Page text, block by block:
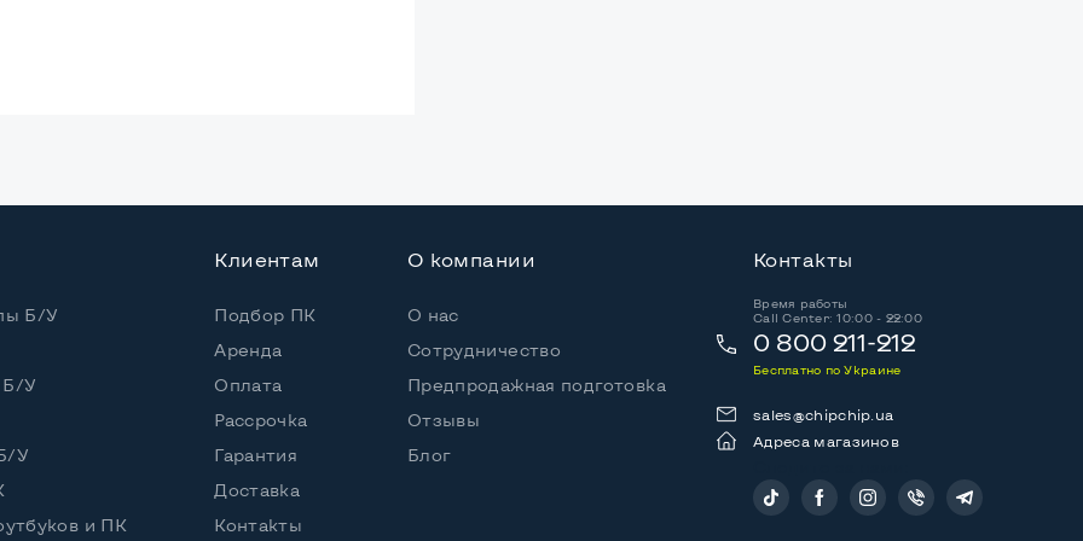
i5-5200U
4 потока
i5-5200U (2,20 - 2,70 GHz)
Б/У
Б/У
У
и ПК
Клиентам
Подбор ПК
Аренда
Оплата
Рассрочка
Гарантия
Доставка
Контакты
О компании
О нас
Сотрудничество
Предпродажная подготовка
Отзывы
Блог
Контакты
Время работы
Call Center: 10:00 - 22:00
0 800 211-212
Бесплатно по Украине
sales@chipchip.ua
Адреса магазинов